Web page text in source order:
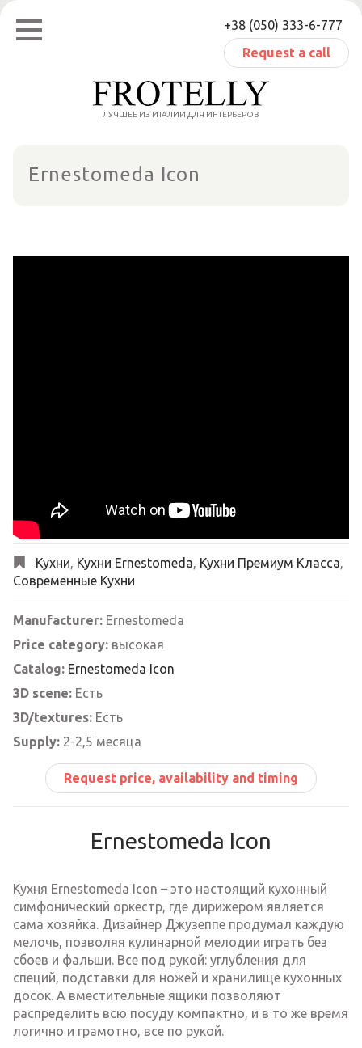
Skip
content
+38 (050) 333-6-777
Request a call
ЛУЧШЕЕ ИЗ ИТАЛИИ ДЛЯ ИНТЕРЬЕРОВ
Ernestomeda Icon
Кухни, Кухни Ernestomeda, Кухни Премиум Класса,
Современные Кухни
Manufacturer: Ernestomeda
Price category: высокая
Catalog: Ernestomeda Icon
3D scene: Есть
3D/textures: Есть
Supply: 2-2,5 месяца
Request price, availability and timing
Ernestomeda Icon
Кухня Ernestomeda Icon – это настоящий кухонный
симфонический оркестр, где дирижером является
сама хозяйка. Дизайнер Джузеппе продумал каждую
мелочь, позволяя кулинарной мелодии играть без
сбоев и фальши. Все под рукой: углубления для
специй, подставки для ножей и хранилище кухонных
досок. А вместительные ящики позволяют
распределить всю посуду компактно, и в то же время
логично и грамотно, все по рукой.